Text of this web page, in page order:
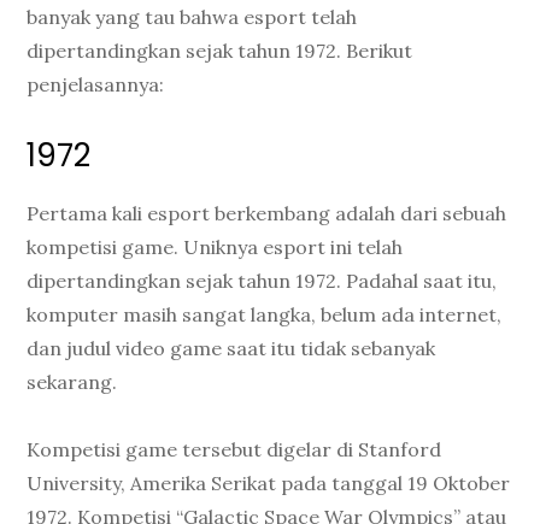
banyak yang tau bahwa esport telah
dipertandingkan sejak tahun 1972. Berikut
penjelasannya:
1972
Pertama kali esport berkembang adalah dari sebuah
kompetisi game. Uniknya esport ini telah
dipertandingkan sejak tahun 1972. Padahal saat itu,
komputer masih sangat langka, belum ada internet,
dan judul video game saat itu tidak sebanyak
sekarang.
Kompetisi game tersebut digelar di Stanford
University, Amerika Serikat pada tanggal 19 Oktober
1972. Kompetisi “Galactic Space War Olympics” atau